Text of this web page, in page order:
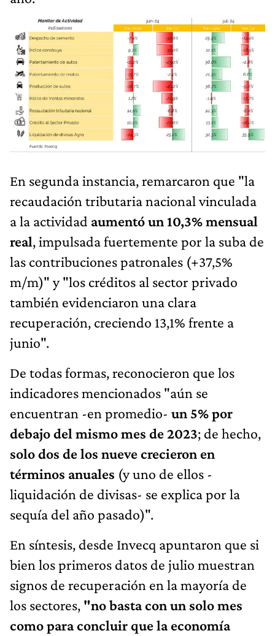
En segunda instancia, remarcaron que "la
recaudación tributaria nacional vinculada
a la actividad aumentó un 10,3% mensual
real, impulsada fuertemente por la suba de
las contribuciones patronales (+37,5%
m/m)" y "los créditos al sector privado
también evidenciaron una clara
recuperación, creciendo 13,1% frente a
junio".
De todas formas, reconocieron que los
indicadores mencionados "aún se
encuentran -en promedio- un 5% por
debajo del mismo mes de 2023; de hecho,
solo dos de los nueve crecieron en
términos anuales (y uno de ellos -
liquidación de divisas- se explica por la
sequía del año pasado)".
En síntesis, desde Invecq apuntaron que si
bien los primeros datos de julio muestran
signos de recuperación en la mayoría de
los sectores, "no basta con un solo mes
comopara concluir que la economía